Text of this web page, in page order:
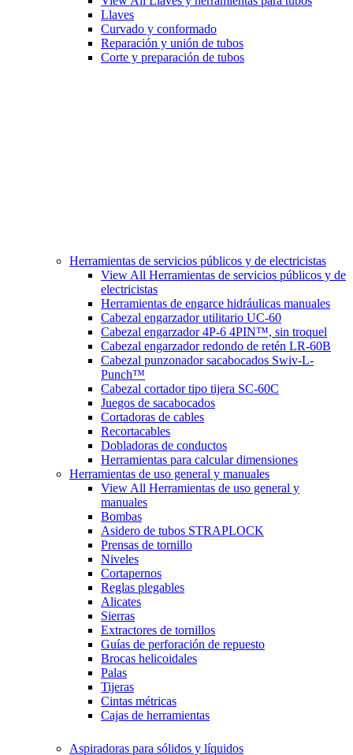
Llaves
Curvado y conformado
Reparación y unión de tubos
Corte y preparación de tubos
Herramientas de servicios públicos y de electricistas
View All Herramientas de servicios públicos y de
electricistas
Herramientas de engarce hidráulicas manuales
Cabezal engarzador utilitario UC-60
Cabezal engarzador 4P-6 4PIN™, sin troquel
Cabezal engarzador redondo de retén LR-60B
Cabezal punzonador sacabocados Swiv-L-
Punch™
Cabezal cortador tipo tijera SC-60C
Juegos de sacabocados
Cortadoras de cables
Recortacables
Dobladoras de conductos
Herramientas para calcular dimensiones
Herramientas de uso general y manuales
View All Herramientas de uso general y
manuales
Bombas
Asidero de tubos STRAPLOCK
Prensas de tornillo
Niveles
Cortapernos
Reglas plegables
Alicates
Sierras
Extractores de tornillos
Guías de perforación de repuesto
Brocas helicoidales
Palas
Tijeras
Cintas métricas
Cajas de herramientas
Aspiradoras para sólidos y líquidos